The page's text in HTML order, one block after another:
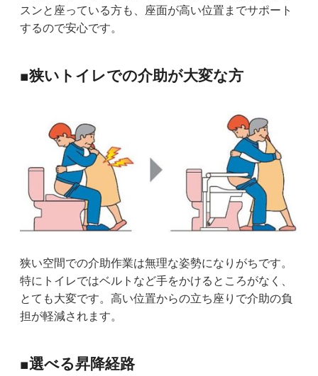
スンと座っている方も、座面が高い位置までサポート
するので安心です。
■狭いトイレでの介助が大変な方
狭い空間での介助作業は無理な姿勢になりがちです。
特にトイレではベルトなど手をかけるところがなく、
とても大変です。高い位置からの立ち座りで介助の負
担が軽減されます。
■選べる昇降経路